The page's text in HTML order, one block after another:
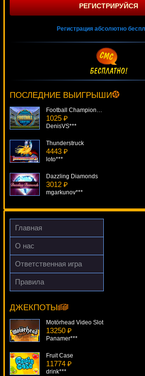
РЕГИСТРИРУЙСЯ
Регистрация абсолютно
ПОСЛЕДНИЕ ВЫИГРЫШИ
turen***
Football Champions Cup
1025 ₽
DenisVS***
Thunderstruck
4443 ₽
loto***
Dazzling Diamonds
3012 ₽
mgarkunov***
Ultra Hot Deluxe
3896 ₽
verkhovod***
Главная
О нас
Ответственная игра
Правила
ДЖЕКПОТЫ
Thunderstruck II
aleg***
Motörhead Video Slot
13250 ₽
Panamer***
Fruit Case
11774 ₽
drink***